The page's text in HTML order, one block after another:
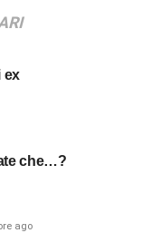
ex
che…?
ago